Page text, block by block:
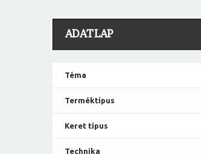
ADATLAP
Téma
Terméktípus
Keret típus
Technika